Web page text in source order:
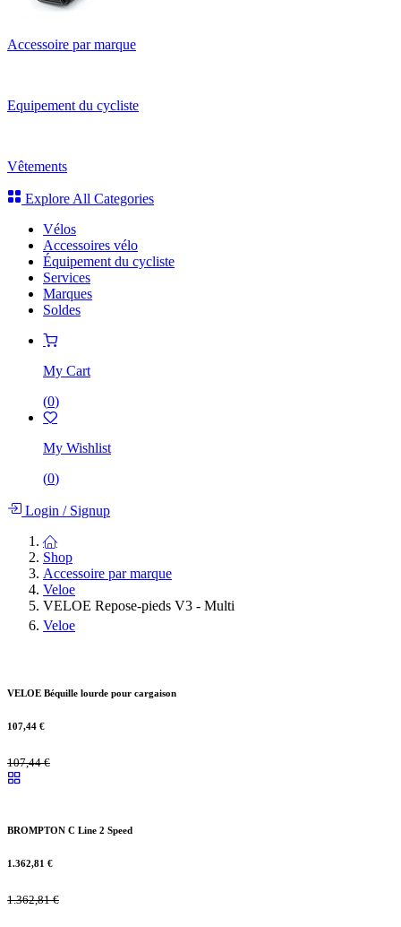
Accessoire par marque
Equipement du cycliste
Vêtements
Explore All Categories
Vélos
Accessoires vélo
Équipement du cycliste
Services
Marques
Soldes
My Cart
(0)
My Wishlist
(0)
Login /Signup
Shop
Accessoire par marque
Veloe
VELOE Repose-pieds V3 - Multi
Veloe
VELOE Béquille lourde pour cargaison
107,44 €
107,44€
BROMPTON C Line 2 Speed
1.362,81 €
1.362,81€